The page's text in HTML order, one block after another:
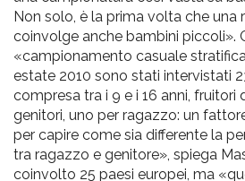
Non solo, è la prima volta che una
coinvolge anche bambini piccoli».
«campionamento casuale
estate 2010 sono stati intervistati
compresa tra i 9 e i 16 anni, fruitori
genitori, uno per ragazzo: un
per capire come sia differente la
tra ragazzo e genitore», spiega
coinvolto 25 paesi europei, ma